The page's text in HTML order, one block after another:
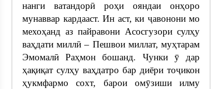
нанги ватандорӣ роҳи ояндаи онҳоро
мунаввар кардааст. Ин аст, ки ҷавонони мо
мехоҳанд аз пайравони Асосгузори сулҳу
ваҳдати миллӣ – Пешвои миллат, муҳтарам
Эмомалӣ Раҳмон бошанд. Чунки ӯ дар
ҳақиқат сулҳу ваҳдатро бар диёри тоҷикон
ҳукмфармо сохт, барои омӯзиши илму